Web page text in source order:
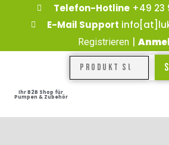
Telefon-Hotline+49 23
E-Mail Support
Registrieren
Ihr B2B Shop für
Pumpen & Zubehör